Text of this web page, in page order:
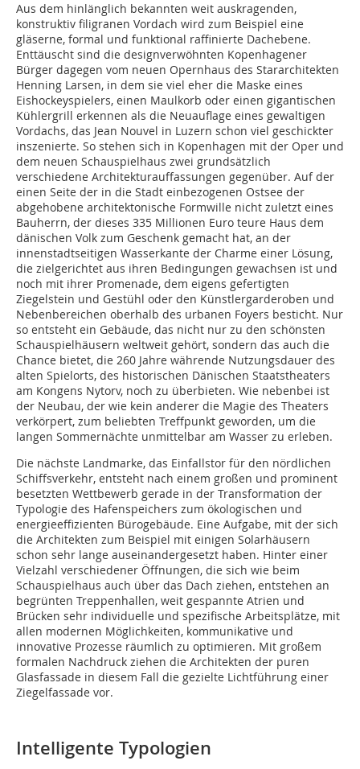
Aus dem hinlänglich bekannten weit auskragenden,
konstruktiv filigranen Vordach wird zum Beispiel eine
gläserne, formal und funktional raffinierte Dachebene.
Enttäuscht sind die designverwöhnten Kopenhagener
Bürger dagegen vom neuen Opernhaus des Stararchitekten
Henning Larsen, in dem sie viel eher die Maske eines
Eishockeyspielers, einen Maulkorb oder einen gigantischen
Kühl­ergrill erkennen als die Neuauflage eines gewaltigen
Vordachs, das Jean Nouvel in Luzern schon viel geschickter
inszenierte. So stehen sich in Kopenhagen mit der Oper und
dem neuen Schauspielhaus zwei grundsätzlich
verschiedene Architekturauffassungen gegenüber. Auf der
einen Seite der in die Stadt einbezogenen Ostsee der
abgehobene architektonische Formwille nicht zuletzt eines
Bau­herrn, der dieses 335 Millionen Euro teure Haus dem
dänischen Volk zum Geschenk gemacht hat, an der
innenstadtseitigen Wasserkante der Charme einer Lösung,
die zielgerichtet aus ihren Bedingungen gewachsen ist und
noch mit ihrer Promenade, dem eigens gefertigten
Ziegelstein und Gestühl oder den Künstlergarderoben und
Nebenbereichen oberhalb des urbanen Foyers besticht. Nur
so entsteht ein Gebäude, das nicht nur zu den schönsten
Schauspielhäusern weltweit gehört, sondern das auch die
Chance bietet, die 260 Jahre währende Nutzungsdauer des
alten Spielorts, des historischen Dänischen Staatstheaters
am Kongens Nytorv, noch zu überbieten. Wie nebenbei ist
der Neubau, der wie kein anderer die Magie des Theaters
verkörpert, zum beliebten Treffpunkt geworden, um die
langen Sommernächte unmittelbar am Wasser zu erleben.
Die nächste Landmarke, das Einfallstor für den nördlichen
Schiffsverkehr, entsteht nach einem großen und prominent
besetzten Wett­bewerb gerade in der Transformation der
Typologie des Hafenspeichers zum ökologischen und
energieeffizienten Bürogebäude. Eine Aufgabe, mit der sich
die Architekten zum Beispiel mit einigen Solarhäusern
schon sehr lange auseinandergesetzt haben. Hinter einer
Vielzahl verschiedener Öffnungen, die sich wie beim
Schauspielhaus auch über das Dach ziehen, entstehen an
begrünten Treppen­hallen, weit gespannte Atrien und
Brücken sehr individuelle und spezifische Arbeitsplätze, mit
allen modernen Möglichkeiten, kommunikative und
innovative Prozesse räumlich zu optimieren. Mit großem
formalen Nachdruck ziehen die Architekten der puren
Glasfassade in diesem Fall die gezielte Lichtführung einer
Ziegelfassade vor.
Intelligente Typologien